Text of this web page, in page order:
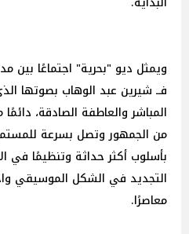
ويمثل ديو "بحرية" اجتماعًا بين
فــ شيرين عبد الوهاب بصوتها
المباشر والعاطفة الصادقة،
من الجمهور وتصل بسرعة
بأسلوب أكثر حداثة وتنظيمًا في
التجديد في الشكل الموسيقي
معاصرًا.